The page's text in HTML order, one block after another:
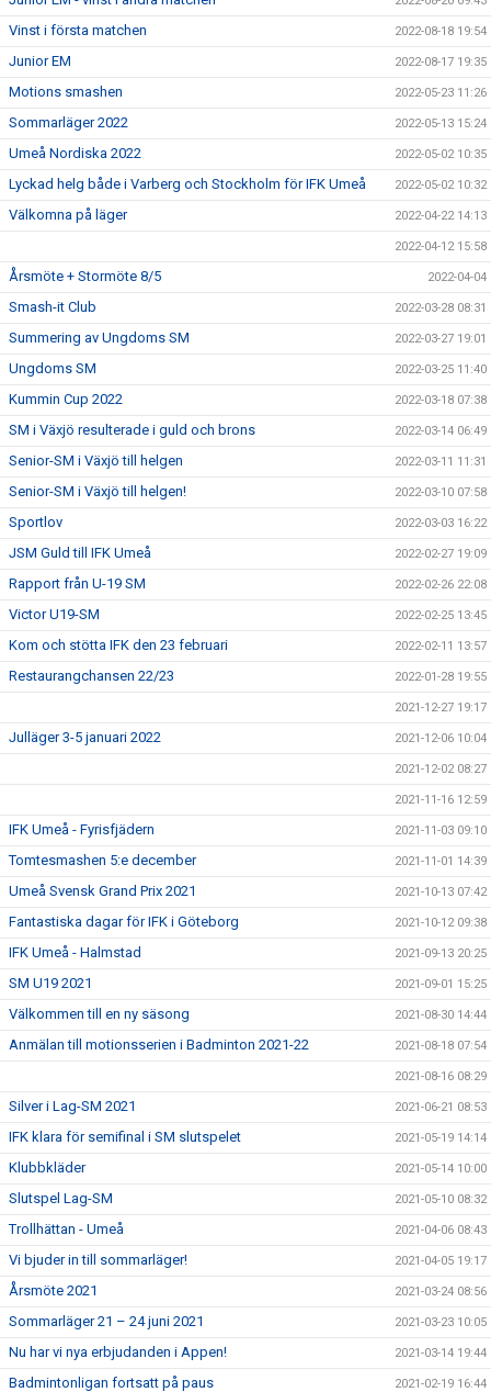
Vinst i första matchen 2022-08-18 19:54
Junior EM 2022-08-17 19:35
Motions smashen 2022-05-23 11:26
Sommarläger 2022 2022-05-13 15:24
Umeå Nordiska 2022 2022-05-02 10:35
Lyckad helg både i Varberg och Stockholm för IFK Umeå 2022-05-02 10:32
Välkomna på läger 2022-04-22 14:13
2022-04-12 15:58
Årsmöte + Stormöte 8/5 2022-04-04
Smash-it Club 2022-03-28 08:31
Summering av Ungdoms SM 2022-03-27 19:01
Ungdoms SM 2022-03-25 11:40
Kummin Cup 2022 2022-03-18 07:38
SM i Växjö resulterade i guld och brons 2022-03-14 06:49
Senior-SM i Växjö till helgen 2022-03-11 11:31
Senior-SM i Växjö till helgen! 2022-03-10 07:58
Sportlov 2022-03-03 16:22
JSM Guld till IFK Umeå 2022-02-27 19:09
Rapport från U-19 SM 2022-02-26 22:08
Victor U19-SM 2022-02-25 13:45
Kom och stötta IFK den 23 februari 2022-02-11 13:57
Restaurangchansen 22/23 2022-01-28 19:55
2021-12-27 19:17
Julläger 3-5 januari 2022 2021-12-06 10:04
2021-12-02 08:27
2021-11-16 12:59
IFK Umeå - Fyrisfjädern 2021-11-03 09:10
Tomtesmashen 5:e december 2021-11-01 14:39
Umeå Svensk Grand Prix 2021 2021-10-13 07:42
Fantastiska dagar för IFK i Göteborg 2021-10-12 09:38
IFK Umeå - Halmstad 2021-09-13 20:25
SM U19 2021 2021-09-01 15:25
Välkommen till en ny säsong 2021-08-30 14:44
Anmälan till motionsserien i Badminton 2021-22 2021-08-18 07:54
2021-08-16 08:29
Silver i Lag-SM 2021 2021-06-21 08:53
IFK klara för semifinal i SM slutspelet 2021-05-19 14:14
Klubbkläder 2021-05-14 10:00
Slutspel Lag-SM 2021-05-10 08:32
Trollhättan - Umeå 2021-04-06 08:43
Vi bjuder in till sommarläger! 2021-04-05 19:17
Årsmöte 2021 2021-03-24 08:56
Sommarläger 21 – 24 juni 2021 2021-03-23 10:05
Nu har vi nya erbjudanden i Appen! 2021-03-14 19:44
Badmintonligan fortsatt på paus 2021-02-19 16:44